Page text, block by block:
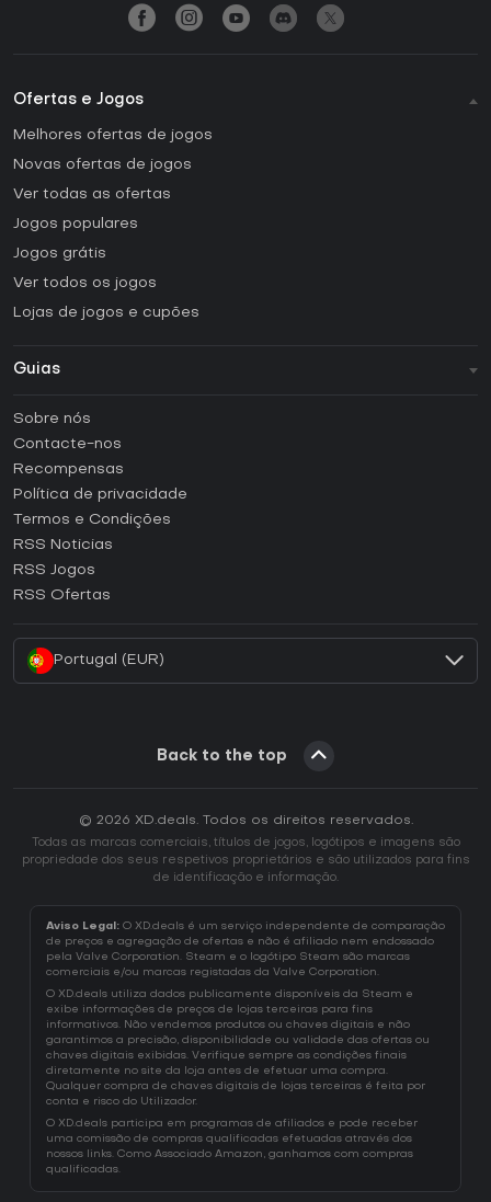
Ofertas e Jogos
Melhores ofertas de jogos
Novas ofertas de jogos
Ver todas as ofertas
Jogos populares
Jogos grátis
Ver todos os jogos
Lojas de jogos e cupões
Guias
Como ativar uma CD Key Steam?
Como ativar uma CD Key Epic Games?
Como ativar uma CD Key GOG?
Como ativar uma CD Key Ubisoft Connect?
Sobre nós
Contacte-nos
Recompensas
Política de privacidade
Termos e Condições
RSS Noticias
RSS Jogos
RSS Ofertas
Portugal (EUR)
Back to the top
© 2026 XD.deals. Todos os direitos reservados.
Todas as marcas comerciais, títulos de jogos, logótipos e imagens são
propriedade dos seus respetivos proprietários e são utilizados para fins
de identificação e informação.
Aviso Legal: O XD.deals é um serviço independente de comparação
de preços e agregação de ofertas e não é afiliado nem endossado
pela Valve Corporation. Steam e o logótipo Steam são marcas
comerciais e/ou marcas registadas da Valve Corporation.
O XD.deals utiliza dados publicamente disponíveis da Steam e
exibe informações de preços de lojas terceiras para fins
informativos. Não vendemos produtos ou chaves digitais e não
garantimos a precisão, disponibilidade ou validade das ofertas ou
chaves digitais exibidas. Verifique sempre as condições finais
diretamente no site da loja antes de efetuar uma compra.
Qualquer compra de chaves digitais de lojas terceiras é feita por
conta e risco do Utilizador.
O XD.deals participa em programas de afiliados e pode receber
uma comissão de compras qualificadas efetuadas através dos
nossos links. Como Associado Amazon, ganhamos com compras
qualificadas.